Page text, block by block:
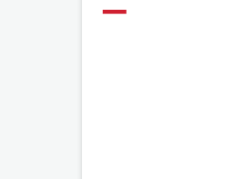
ー